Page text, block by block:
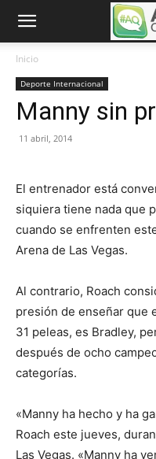
Inicio
Deporte Internacional
Manny sin
11 abril, 2014
El entrenador está
siquiera tiene nada que
cuando se enfrenten
Arena de Las Vegas.
Al contrario, Roach
presión de enseñar que
31 peleas, es Bradley,
después de ocho
categorías.
«Manny ha hecho y ha
Roach este jueves,
Las Vegas. «Manny ha